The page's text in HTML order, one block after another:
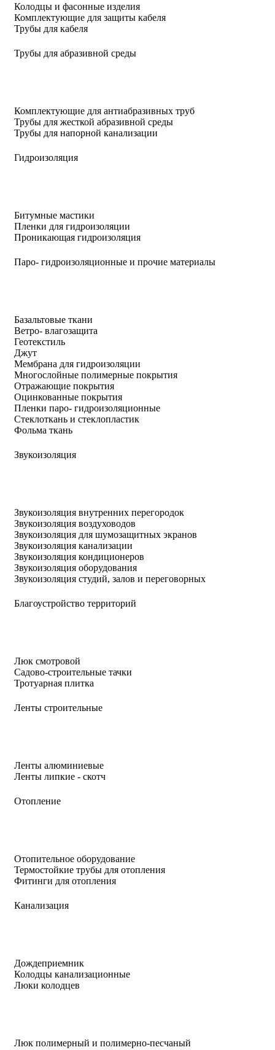
Колодцы и фасонные изделия
Комплектующие для защиты кабеля
Трубы для кабеля
Трубы для абразивной среды
Комплектующие для антиабразивных труб
Трубы для жесткой абразивной среды
Трубы для напорной канализации
Гидроизоляция
Битумные мастики
Пленки для гидроизоляции
Проникающая гидроизоляция
Паро- гидроизоляционные и прочие материалы
Базальтовые ткани
Ветро- влагозащита
Геотекстиль
Джут
Мембрана для гидроизоляции
Многослойные полимерные покрытия
Отражающие покрытия
Оцинкованные покрытия
Пленки паро- гидроизоляционные
Стеклоткань и стеклопластик
Фольма ткань
Звукоизоляция
Звукоизоляция внутренних перегородок
Звукоизоляция воздуховодов
Звукоизоляция для шумозащитных экранов
Звукоизоляция канализации
Звукоизоляция кондиционеров
Звукоизоляция оборудования
Звукоизоляция студий, залов и переговорных
Благоустройство территорий
Люк смотровой
Садово-строительные тачки
Тротуарная плитка
Ленты строительные
Ленты алюминиевые
Ленты липкие - скотч
Отопление
Отопительное оборудование
Термостойкие трубы для отопления
Фитинги для отопления
Канализация
Дождеприемник
Колодцы канализационные
Люки колодцев
Люк полимерный и полимерно-песчаный